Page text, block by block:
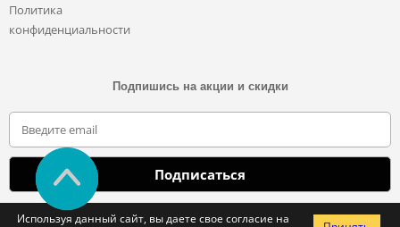
Политика
конфиденциальности
Подпишись на акции и скидки
Отправляя свои данные, вы соглашаетесь с политикой обработки
Используя данный сайт, вы даете свое согласие на